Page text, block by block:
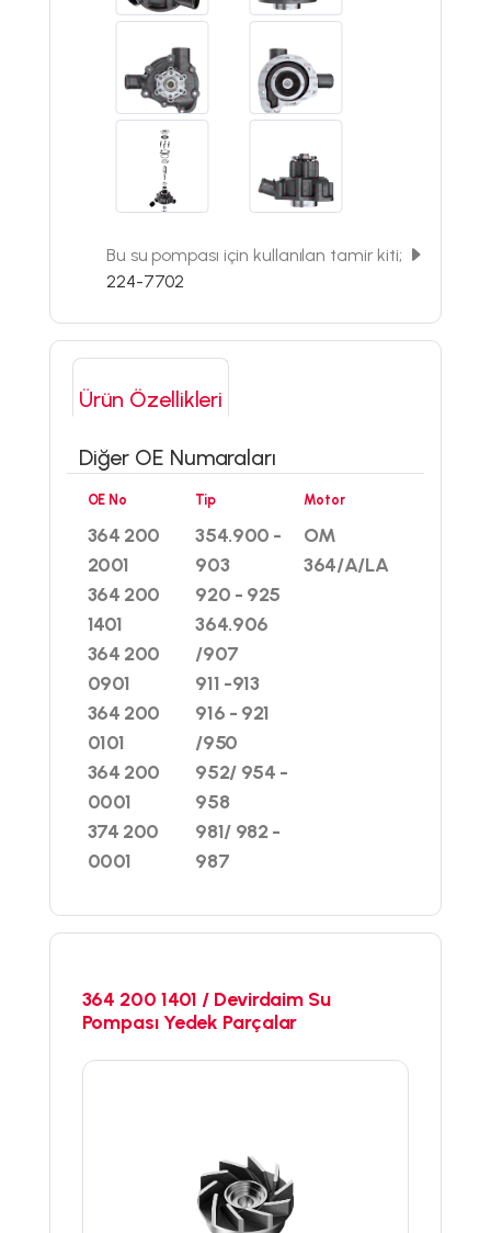
Bu su pompası için kullanılan tamir kiti;
224-7702
Ürün Özellikleri
Diğer OE Numaraları
OE No
364 200
2001
364 200
1401
364 200
0901
364 200
0101
364 200
0001
374 200
0001
Tip
354.900 -
903
920 - 925
364.906
/907
911 -913
916 - 921
/950
952/ 954 -
958
981/ 982 -
987
Motor
OM
364/A/LA
364 200 1401 / Devirdaim Su
Pompası Yedek Parçalar